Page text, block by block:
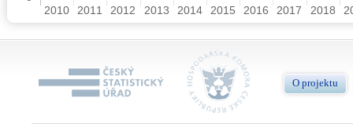
O projektu